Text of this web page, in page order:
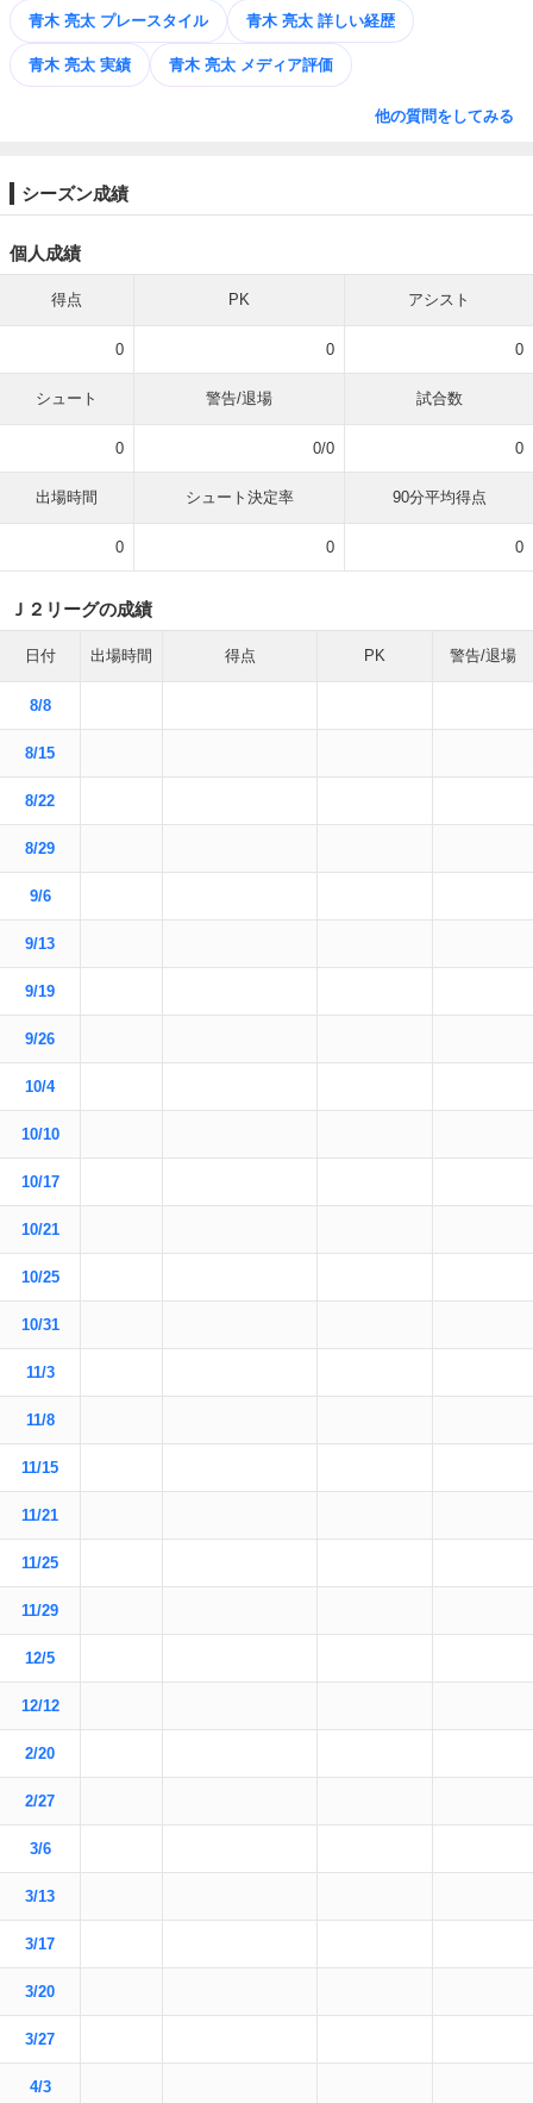
青木 亮太 プレースタイル 青木 亮太 詳しい経歴
青木 亮太 実績 青木 亮太 メディア評価
他の質問をしてみる
シーズン成績
個人成績
得点 PK アシスト
0 0 0
シュート 警告/退場 試合数
0 0/0 0
出場時間 シュート決定率 90分平均得点
0 0 0
Ｊ２リーグの成績
日付 出場時間 得点 PK 警告/退場
8/8
8/15
8/22
8/29
9/6
9/13
9/19
9/26
10/4
10/10
10/17
10/21
10/25
10/31
11/3
11/8
11/15
11/21
11/25
11/29
12/5
12/12
2/20
2/27
3/6
3/13
3/17
3/20
3/27
4/3